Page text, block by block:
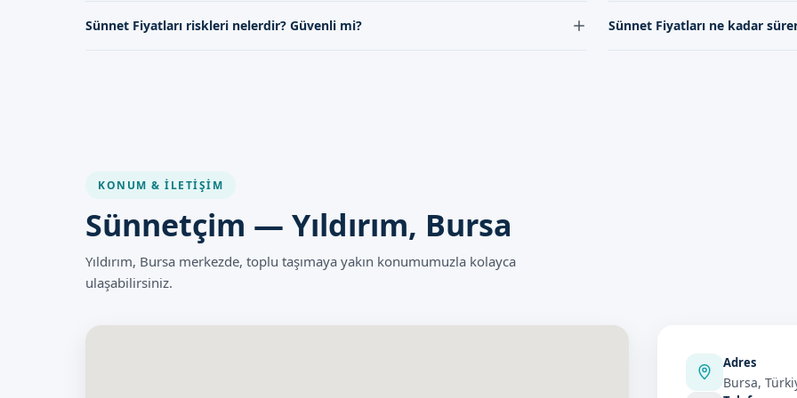
Sünnet Fiyatları riskleri nelerdir? Güvenli mi? Sünnet Fiyatları ne kadar
KONUM & İLETIŞIM
Sünnetçim — Yıldırım, Bursa
Yıldırım, Bursa merkezde, toplu taşımaya yakın konumumuzla kolayca
ulaşabilirsiniz.
Adres
Bursa,